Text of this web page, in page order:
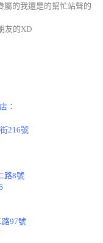
屬的我還是的幫忙站聲的
友的XD
：
216號
路8號
97號